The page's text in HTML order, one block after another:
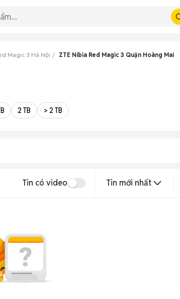
Magic 3 Hà Nội ZTE Nibia Red Magic 3 Quận Hoàng Mai
2 TB > 2 TB
Tin có video Tin mới nhất